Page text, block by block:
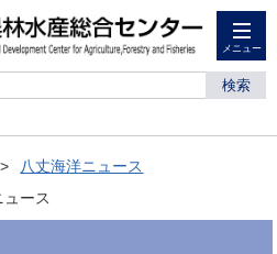
メニュー
検索
八丈海洋ニュース
ース